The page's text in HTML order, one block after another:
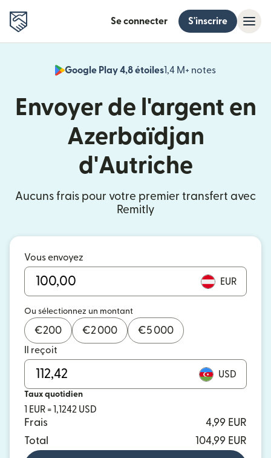
Se connecter S'inscrire
Google Play 4,8 étoiles1,4 M+ notes
Envoyer de l'argent en
Azerbaïdjan
d'Autriche
Aucuns frais pour votre premier transfert avec
Remitly
Vous envoyez
EUR
Ou sélectionnez un montant
€200 €2 000 €5 000
Il reçoit
USD
Taux quotidien
1 EUR = 1,1242 USD
Frais
4,99 EUR
Total
104,99 EUR